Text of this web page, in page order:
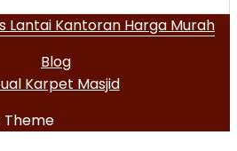
Lantai Kantoran Harga Murah
Blog
Karpet Masjid